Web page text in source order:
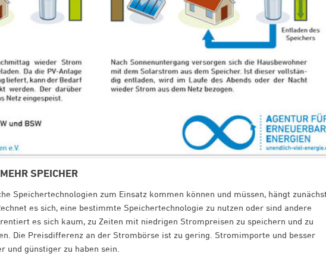
SPEICHER
Speichertechnologien zum Einsatz kommen können und müssen, hängt
es sich, eine bestimmte Speichertechnologie zu nutzen oder sind andere
es sich kaum, zu Zeiten mit niedrigen Strompreisen zu speichern und zu
Die Preisdifferenz an der Strombörse ist zu gering. Stromimporte und besser
und günstiger zu haben sein.